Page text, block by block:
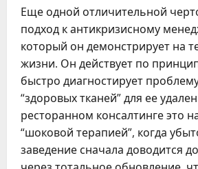
Еще одной отличительной
подход к антикризисному
который он демонстрирует на
жизни. Он действует по
быстро диагностирует
“здоровых тканей” для ее
ресторанном консалтинге это
“шоковой терапией”, когда
заведение сначала доводится